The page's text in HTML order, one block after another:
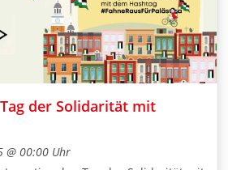
der Solidarität mit
@ 00:00 Uhr